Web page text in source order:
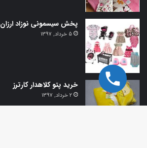
پخش سیسمونی نوزاد ارزان
5 خرداد, 1397
خرید پتو کلاهدار کارترز
2 خرداد, 1397